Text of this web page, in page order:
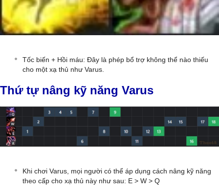
Tốc biến + Hồi máu: Đây là phép bổ trợ không thể nào thiếu
cho một xạ thủ như Varus.
Thứ tự nâng kỹ năng Varus
Khi chơi Varus, mọi người có thể áp dụng cách nâng kỹ năng
theo cấp cho xạ thủ này như sau: E > W > Q